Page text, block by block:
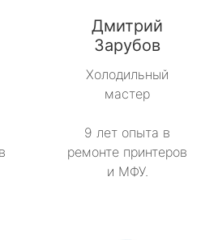
Дмитрий
Зарубов
Холодильный
мастер
9 лет опыта в
ремонте принтеров
и МФУ.